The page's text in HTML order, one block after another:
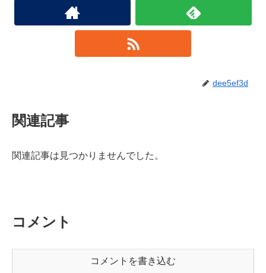
dee5ef3d
関連記事
関連記事は見つかりませんでした。
コメント
コメントを書き込む